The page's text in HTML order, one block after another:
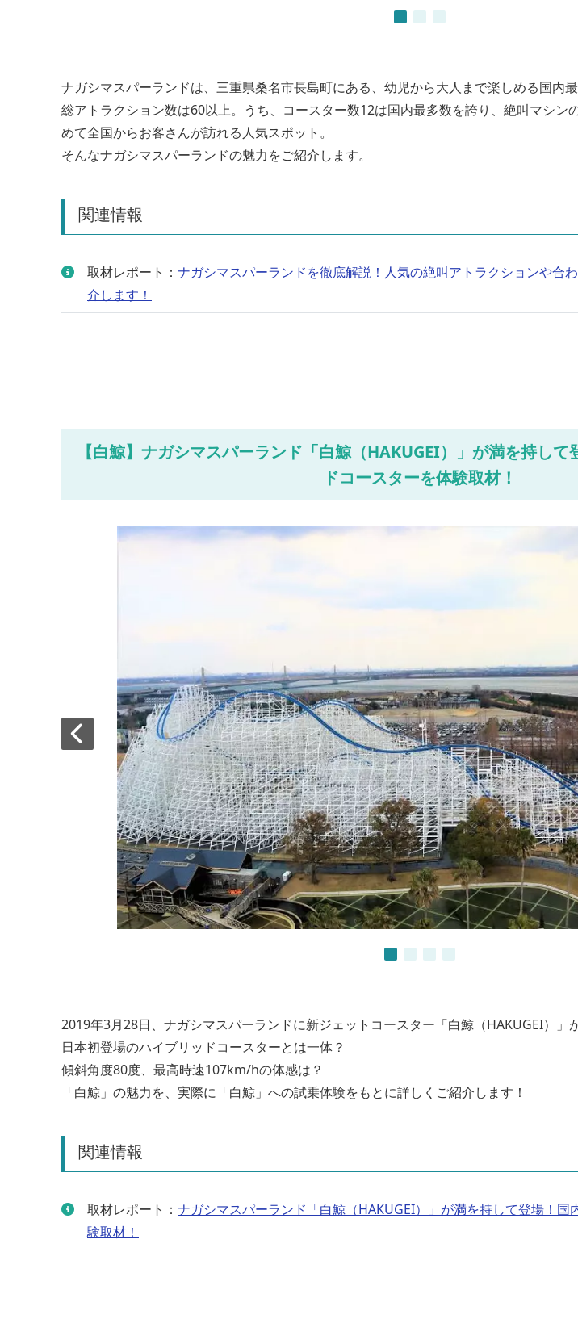
ナガシマスパーランドは、三重県桑名市長島町にある、幼児から大人まで楽しめる国内最
総アトラクション数は60以上。うち、コースター数12は国内最多数を誇り、絶叫マシン
めて全国からお客さんが訪れる人気スポット。
そんなナガシマスパーランドの魅力をご紹介します。
関連情報
取材レポート： ナガシマスパーランドを徹底解説！人気の絶叫アトラクションや合
介します！
【白鯨】ナガシマスパーランド「白鯨（HAKUGEI）」が満を持し
ドコースターを体験取材！
2019年3月28日、ナガシマスパーランドに新ジェットコースター「白鯨（HAKUGEI）」
日本初登場のハイブリッドコースターとは一体？
傾斜角度80度、最高時速107km/hの体感は？
「白鯨」の魅力を、実際に「白鯨」への試乗体験をもとに詳しくご紹介します！
関連情報
取材レポート： ナガシマスパーランド「白鯨（HAKUGEI）」が満を持して登場！
験取材！